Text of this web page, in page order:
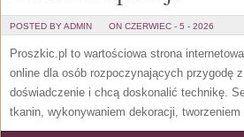
POSTED BY ADMIN ON CZERWIEC - 5 - 2026
Proszkic.pl to wartościowa strona
online dla osób rozpoczynających przygodę
doświadczenie i chcą doskonalić technikę.
tkanin, wykonywaniem dekoracji, tworzeniem